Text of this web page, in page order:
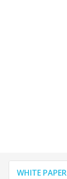
WHITE PAPER